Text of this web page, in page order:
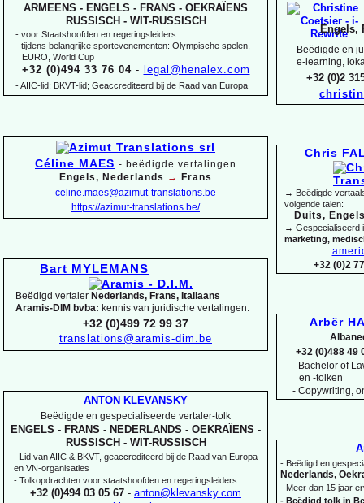
Engels,
Beëdigde en
e- learning,
+32 (0)2
Chris
→ Beëdigde
volgende talen:
Duits,
→ Gespecialiseerd
marketing,
+32 (0)2
Arbër
+32 (0)488 49
- Bachelor of
en -tolken
- Copywriting,
- Beëdigd en
Nederlands,
- Meer dan 15 jaar
- Beëdigd tolk in
ARMEENS - ENGELS - FRANS - OEKRAÏENS
RUSSISCH -WIT-RUSSISCH
- voor Staatshoofden en regeringsleiders
- tijdens belangrijke sportevenementen: Olympische spelen,
EURO, World Cup
+32 (0)494 33 76 04- legal@henalex.com
-AIIC-lid; BKVT-lid; Geaccrediteerd bij de Raad van Europa
Céline MAES - beëdigde vertalingen
Engels, Nederlands →
Frans
celine.maes@azimut-translations.be
https://azimut-translations.be/
Bart MYLEMANS
Beëdigd vertaler Nederlands, Frans, Italiaans
Aramis-DIM bvba: kennis van juridische vertalingen.
+32 (0)499 72 99 37
translations@aramis-dim.be
ANTON KLEVANSKY
Beëdigde en gespecialiseerde vertaler-tolk
ENGELS - FRANS - NEDERLANDS - OEKRAÏENS -
RUSSISCH -WIT-RUSSISCH
- Lid van AIIC & BKVT, geaccrediteerd bij de Raad van Europa
en VN-organisaties
- Tolkopdrachten voor staatshoofden en regeringsleiders
+32 (0)494 03 05 67 - anton@klevansky.com